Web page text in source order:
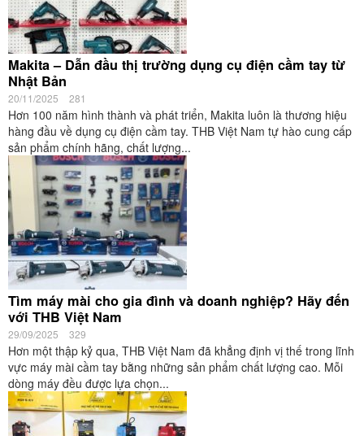
Makita – Dẫn đầu thị trường dụng cụ điện cầm tay từ
Nhật Bản
20/11/2025 281
Hơn 100 năm hình thành và phát triển, Makita luôn là thương hiệu
hàng đầu về dụng cụ điện cầm tay. THB Việt Nam tự hào cung cấp
sản phẩm chính hãng, chất lượng...
Tìm máy mài cho gia đình và doanh nghiệp? Hãy đến
với THB Việt Nam
29/09/2025 329
Hơn một thập kỷ qua, THB Việt Nam đã khẳng định vị thế trong lĩnh
vực máy mài cầm tay bằng những sản phẩm chất lượng cao. Mỗi
dòng máy đều được lựa chọn...